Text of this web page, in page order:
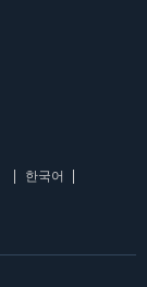
한국어